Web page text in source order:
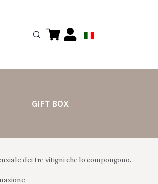
GIFT BOX
dei tre vitigni che lo compongono.